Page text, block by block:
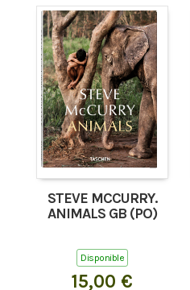
STEVE MCCURRY.
ANIMALS GB (PO)
Disponible
15,00 €